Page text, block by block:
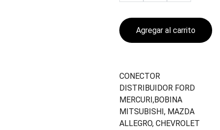
Agregar al carrito
CONECTOR
DISTRIBUIDOR FORD
MERCURI,BOBINA
MITSUBISHI, MAZDA
ALLEGRO, CHEVROLET